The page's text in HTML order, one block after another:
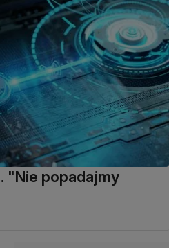
"Nie popadajmy